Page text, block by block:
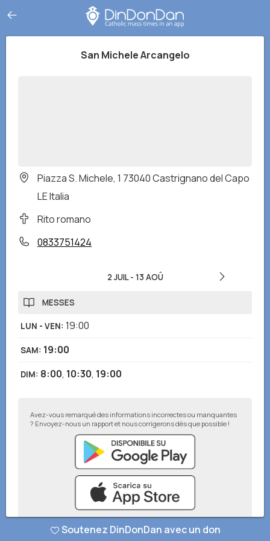
San Michele Arcangelo
Piazza S. Michele, 1 73040 Castrignano del Capo
LE Italia
Rito romano
0833751424
2 JUIL- 13 AOÛ
MESSES
LUN - VEN: 19:00
SAM: 19:00
DIM: 8:00, 10:30, 19:00
Avez-vous remarqué des informations incorrectes ou manquantes
? Envoyez-nous un rapport et nous corrigerons dès que possible !
Soutenez DinDonDan avec un don